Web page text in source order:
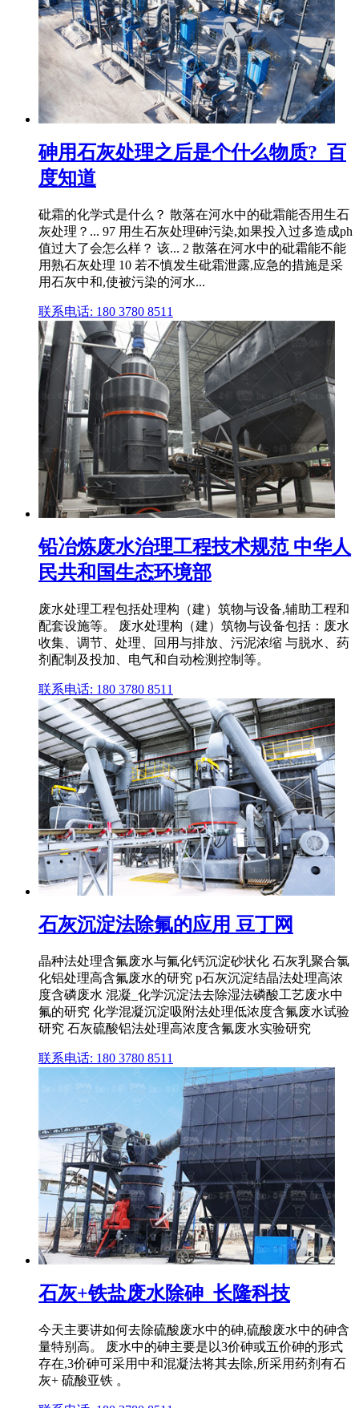
砷用石灰处理之后是个什么物质?_百
度知道
砒霜的化学式是什么？ 散落在河水中的砒霜能否用生石
灰处理？... 97 用生石灰处理砷污染,如果投入过多造成ph
值过大了会怎么样？ 该... 2 散落在河水中的砒霜能不能
用熟石灰处理 10 若不慎发生砒霜泄露,应急的措施是采
用石灰中和,使被污染的河水...
联系电话: 180 3780 8511
铅冶炼废水治理工程技术规范 中华人
民共和国生态环境部
废水处理工程包括处理构（建）筑物与设备,辅助工程和
配套设施等。 废水处理构（建）筑物与设备包括：废水
收集、调节、处理、回用与排放、污泥浓缩 与脱水、药
剂配制及投加、电气和自动检测控制等。
联系电话: 180 3780 8511
石灰沉淀法除氟的应用 豆丁网
晶种法处理含氟废水与氟化钙沉淀砂状化 石灰乳聚合氯
化铝处理高含氟废水的研究 p石灰沉淀结晶法处理高浓
度含磷废水 混凝_化学沉淀法去除湿法磷酸工艺废水中
氟的研究 化学混凝沉淀吸附法处理低浓度含氟废水试验
研究 石灰硫酸铝法处理高浓度含氟废水实验研究
联系电话: 180 3780 8511
石灰+铁盐废水除砷_长隆科技
今天主要讲如何去除硫酸废水中的砷,硫酸废水中的砷含
量特别高。 废水中的砷主要是以3价砷或五价砷的形式
存在,3价砷可采用中和混凝法将其去除,所采用药剂有石
灰+ 硫酸亚铁 。